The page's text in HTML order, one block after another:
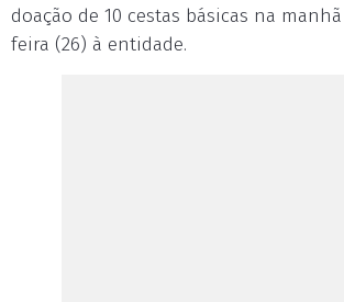
doação de 10 cestas básicas na
feira (26) à entidade.